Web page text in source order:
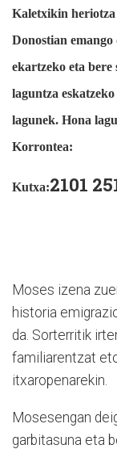
Kaletxikin
Donostian
ekartzeko eta
laguntza
lagunek. Hona
Korrontea:
Kutxa:2101
Moses izena
historia
da. Sorterritik
familiarentzat
itxaropenarekin.
Mosesengan
garbitasuna eta